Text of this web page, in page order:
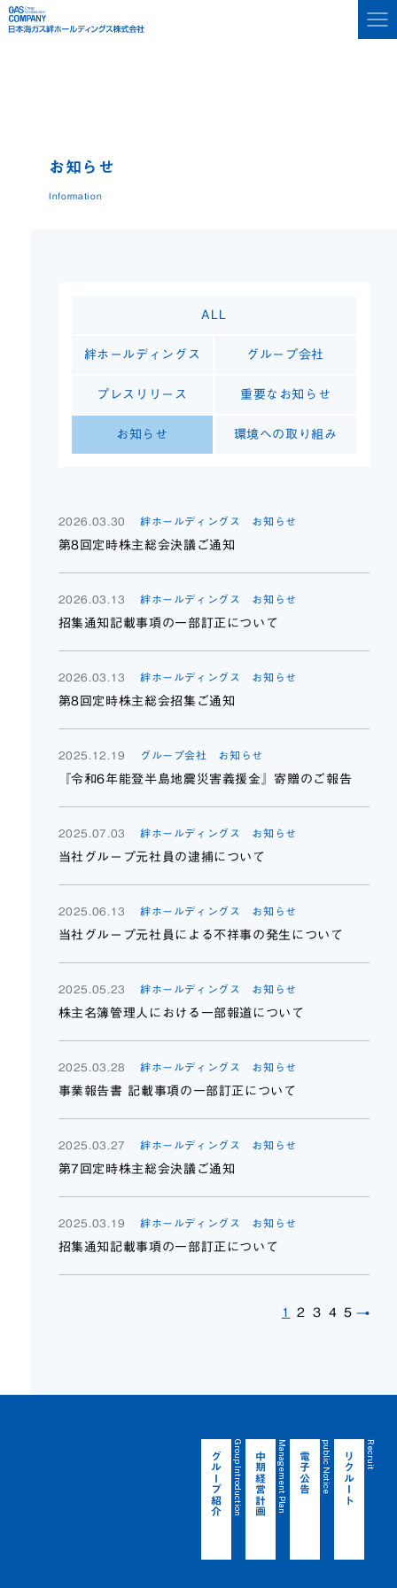
お知らせ
Information
ALL
絆ホールディングス グループ会社
プレスリリース 重要なお知らせ
お知らせ 環境への取り組み
2026.03.30 絆ホールディングス お知らせ
第8回定時株主総会決議ご通知
2026.03.13 絆ホールディングス お知らせ
招集通知記載事項の一部訂正について
2026.03.13 絆ホールディングス お知らせ
第8回定時株主総会招集ご通知
2025.12.19 グループ会社 お知らせ
『令和6年能登半島地震災害義援金』寄贈のご報告
2025.07.03 絆ホールディングス お知らせ
当社グループ元社員の逮捕について
2025.06.13 絆ホールディングス お知らせ
当社グループ元社員による不祥事の発生について
2025.05.23 絆ホールディングス お知らせ
株主名簿管理人における一部報道について
2025.03.28 絆ホールディングス お知らせ
事業報告書 記載事項の一部訂正について
2025.03.27 絆ホールディングス お知らせ
第7回定時株主総会決議ご通知
2025.03.19 絆ホールディングス お知らせ
招集通知記載事項の一部訂正について
1 2 3 4 5
Group Introduction
グループ紹介 Management Plan
中期経営計画 public Notice
電子公告 Recruit
リクルート